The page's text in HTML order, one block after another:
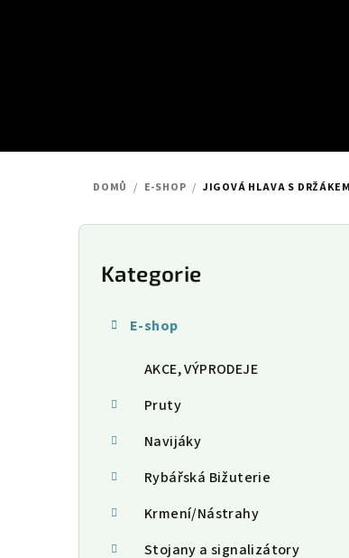
DOMŮ / E-SHOP / JIGOVÁ HLAVA S
P
Přeskočit
kategorie
Kategorie
E-shop
AKCE, VÝPRODEJE
Pruty
Navijáky
Rybářská Bižuterie
Krmení/Nástrahy
Stojany a signalizátory